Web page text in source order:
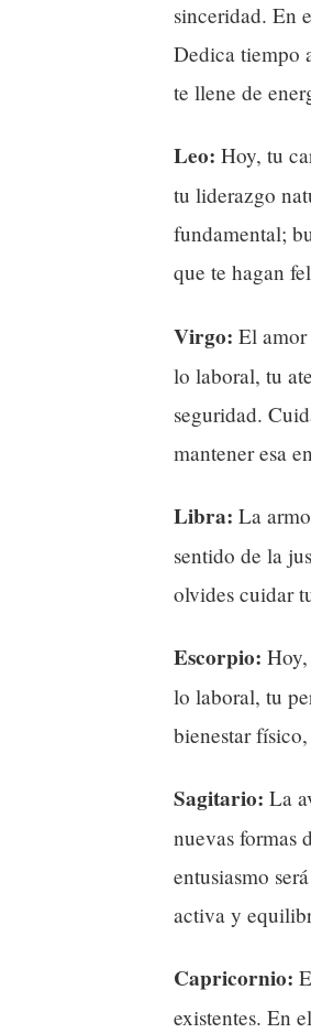
sinceridad. En
Dedica tiempo
te llene de
Leo: Hoy, tu
tu liderazgo
fundamental;
que te hagan
Virgo: El amor
lo laboral, tu
seguridad.
mantener esa
Libra: La
sentido de la
olvides cuidar
Escorpio:
lo laboral, tu
bienestar
Sagitario: La
nuevas formas
entusiasmo
activa y
Capricornio:
existentes. En